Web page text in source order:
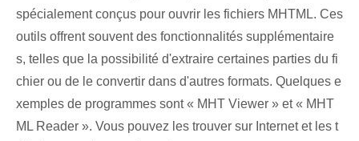
spécialement conçus pour ouvrir les fichiers MHTML. Ces
outils offrent souvent des fonctionnalités supplémentaire
s, telles que la possibilité d'extraire certaines parties du fi
chier ou de le convertir dans d'autres formats. Quelques e
xemples de programmes sont « MHT Viewer » et « MHT
ML Reader ». Vous pouvez les trouver sur Internet⁤ et les t